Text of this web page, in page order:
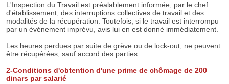
L'Inspection du Travail est préalablement informée, par le chef
d'établissement, des interruptions collectives de travail et des
modalités de la récupération. Toutefois, si le travail est interrompu
par un événement imprévu, avis lui en est donné immédiatement.
Les heures perdues par suite de grève ou de lock-out, ne peuvent
être récupérées, sauf accord des parties.
2-Conditions d'obtention d'une prime de chômage de 200
dinars par salarié